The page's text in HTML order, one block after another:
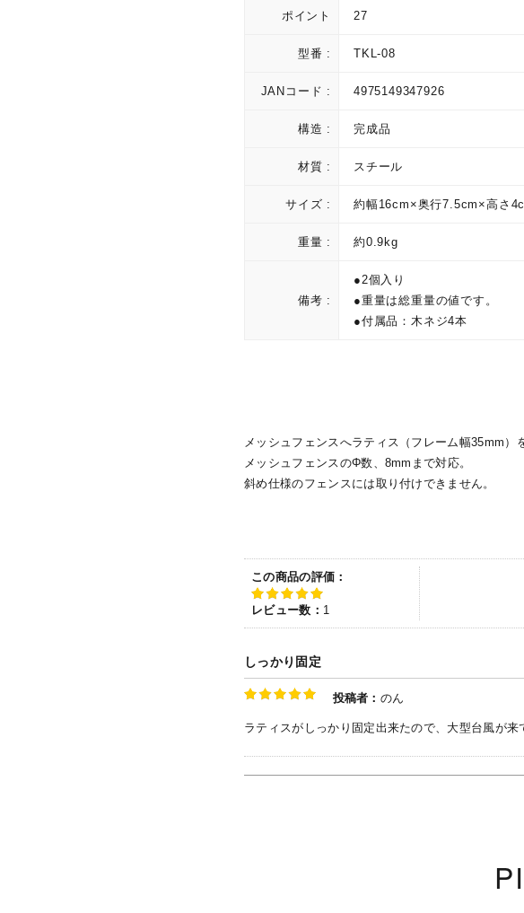
ポイント 27
型番 : TKL-08
JANコード : 4975149347926
構造 : 完成品
材質 : スチール
サイズ : 約幅16cm×奥行7.5cm×高さ
重量 : 約0.9kg
備考 :
●2個入り
●重量は総重量の値です。
●付属品：木ネジ4本
メッシュフェンスへラティス（フレーム幅35mm）
メッシュフェンスのΦ数、8mmまで対応。
斜め仕様のフェンスには取り付けできません。
この商品の評価：
レビュー数： 1
しっかり固定
投稿者： のん
ラティスがしっかり固定出来たので、大型台風が来